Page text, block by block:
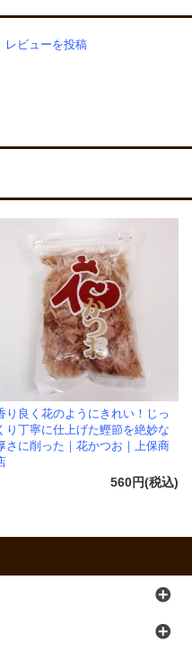
レビューを投稿
り良く花のようにきれい！じっ
り丁寧に仕上げた鰹節を絶妙な
さに削った｜花かつお｜上保商
560円(税込)